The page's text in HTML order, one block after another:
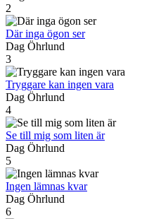
2
Där inga ögon ser
Dag Öhrlund
3
Tryggare kan ingen vara
Dag Öhrlund
4
Se till mig som liten är
Dag Öhrlund
5
Ingen lämnas kvar
Dag Öhrlund
6